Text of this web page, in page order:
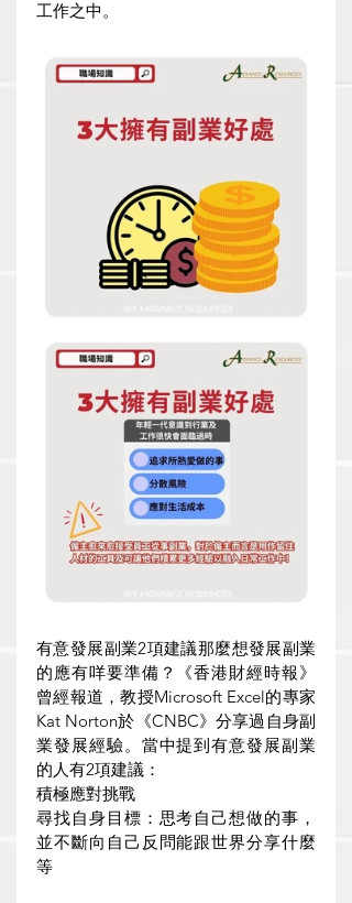
工作之中。
有意發展副業2項建議那麼想發展副業
的應有咩要準備？《香港財經時報》
曾經報道，教授Microsoft Excel的專家
Kat Norton於《CNBC》分享過自身副
業發展經驗。當中提到有意發展副業
的人有2項建議：
積極應對挑戰
尋找自身目標：思考自己想做的事，
並不斷向自己反問能跟世界分享什麼
等